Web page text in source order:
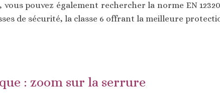
pouvez également rechercher la norme EN
de sécurité, la classe 6 offrant la meilleure
: zoom sur la serrure